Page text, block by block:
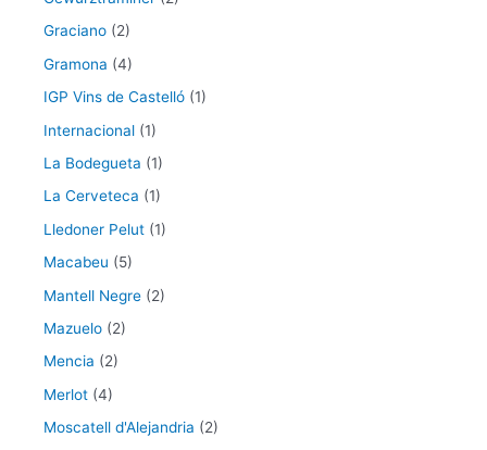
Graciano (2)
Gramona (4)
IGP Vins de Castelló (1)
Internacional (1)
La Bodegueta (1)
La Cerveteca (1)
Lledoner Pelut (1)
Macabeu (5)
Mantell Negre (2)
Mazuelo (2)
Mencia (2)
Merlot (4)
Moscatell d'Alejandria (2)